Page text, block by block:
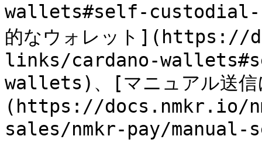
wallets#self-custodial-
的なウォレット
links/cardano-
wallets)、[マニュアル送信
(https://docs.nmkr.io/
sales/nmkr-pay/manual-